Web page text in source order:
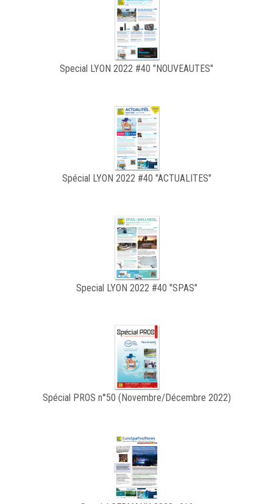
Special LYON 2022 #40 "NOUVEAUTES"
Spécial LYON 2022 #40 "ACTUALITES"
Special LYON 2022 #40 "SPAS"
Spécial PROS n°50 (Novembre/Décembre 2022)